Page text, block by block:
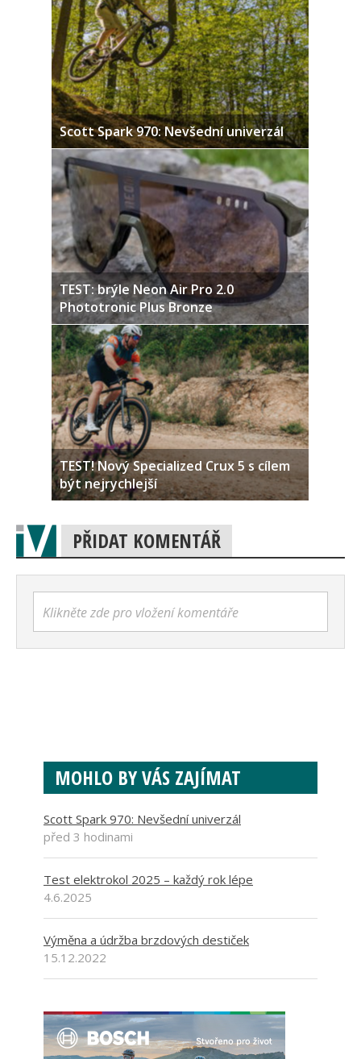
Scott Spark 970: Nevšední univerzál
TEST: brýle Neon Air Pro 2.0
Phototronic Plus Bronze
TEST! Nový Specialized Crux 5 s cílem
být nejrychlejší
PŘIDAT KOMENTÁŘ
Klikněte zde pro vložení komentáře
MOHLO BY VÁS ZAJÍMAT
Scott Spark 970: Nevšední univerzál
před 3 hodinami
Test elektrokol 2025 – každý rok lépe
4.6.2025
Výměna a údržba brzdových destiček
15.12.2022